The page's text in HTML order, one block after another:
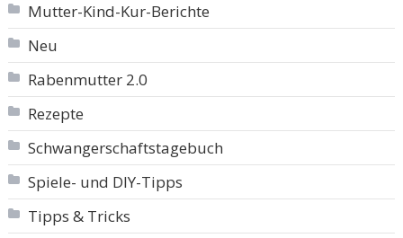
Mutter-Kind-Kur-Berichte
Neu
Rabenmutter 2.0
Rezepte
Schwangerschaftstagebuch
Spiele- und DIY-Tipps
Tipps & Tricks